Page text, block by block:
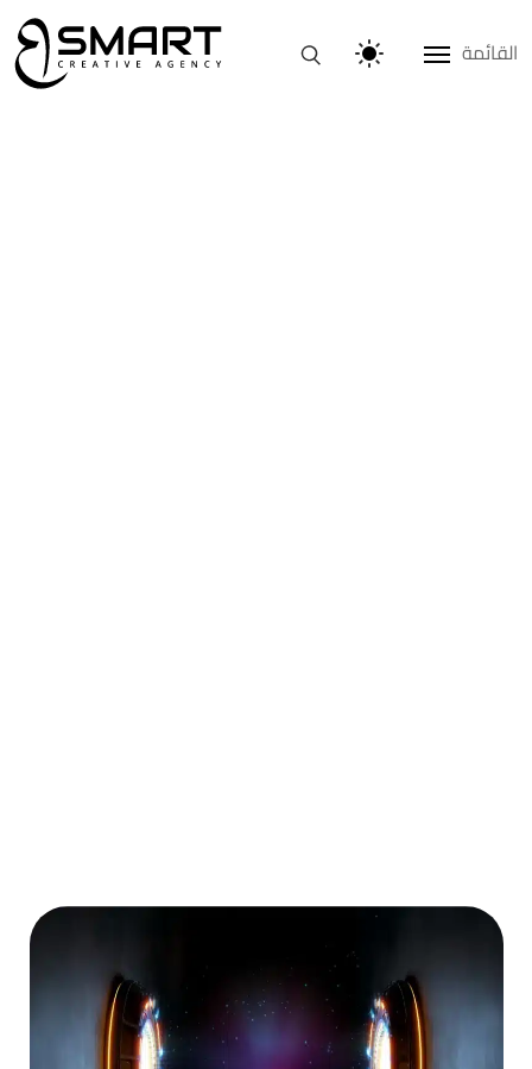
القائمة